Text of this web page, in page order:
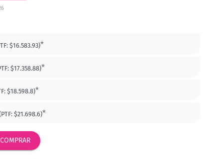
$16.583.93)*
$17.358.88)*
$18.598.8)*
$21.698.6)*